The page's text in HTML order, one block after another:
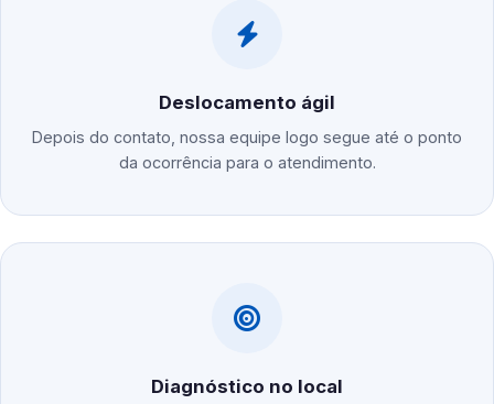
Deslocamento ágil
Depois do contato, nossa equipe logo segue até o ponto
da ocorrência para o atendimento.
Diagnóstico no local